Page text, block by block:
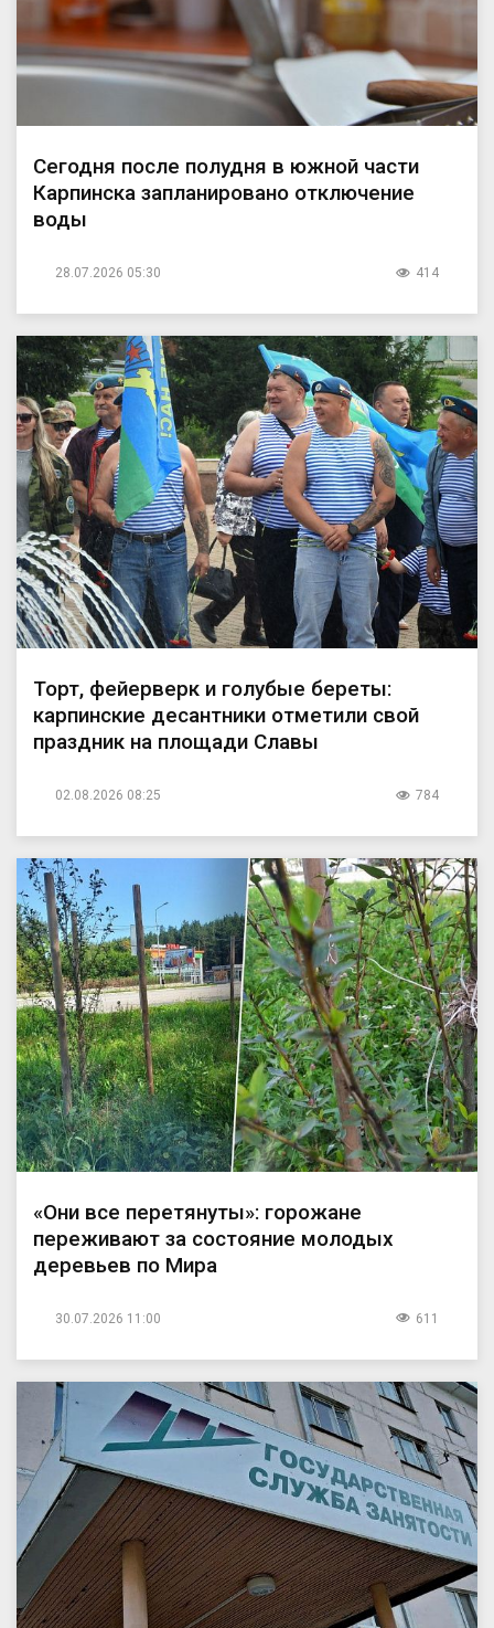
Сегодня после полудня в южной части
Карпинска запланировано отключение
воды
28.07.2026 05:30 414
Торт, фейерверк и голубые береты:
карпинские десантники отметили свой
праздник на площади Славы
02.08.2026 08:25 784
«Они все перетянуты»: горожане
переживают за состояние молодых
деревьев по Мира
30.07.2026 11:00 611